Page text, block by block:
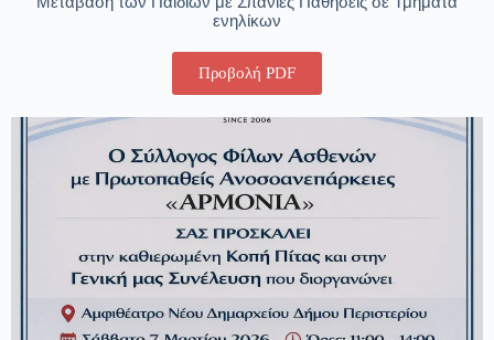
ενηλίκων
Προβολή PDF
ARMONIA
Κοπή Πίτας
Αμφιθέατρο Νέου Δημαρχείου Δήμου Περιστερίου